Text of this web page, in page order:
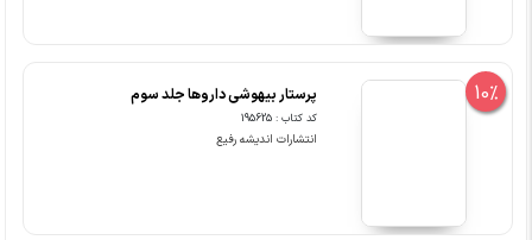
10% پرستار بیهوشی داروها جلد سوم
کد کتاب : 195625
انتشارات اندیشه رفیع